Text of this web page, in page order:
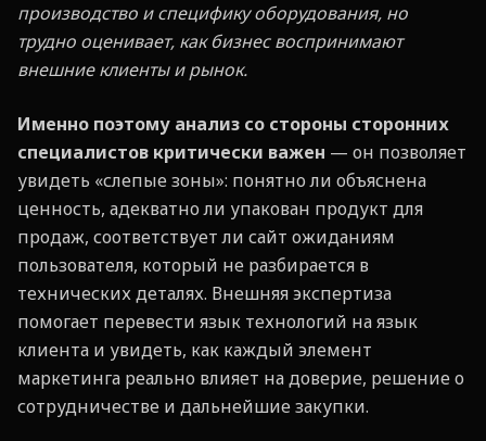
производство и специфику оборудования, но
трудно оценивает, как бизнес воспринимают
внешние клиенты и рынок.
Именно поэтому анализ со стороны сторонних
специалистов критически важен — он позволяет
увидеть «слепые зоны»: понятно ли объяснена
ценность, адекватно ли упакован продукт для
продаж, соответствует ли сайт ожиданиям
пользователя, который не разбирается в
технических деталях. Внешняя экспертиза
помогает перевести язык технологий на язык
клиента и увидеть, как каждый элемент
маркетинга реально влияет на доверие, решение о
сотрудничестве и дальнейшие закупки.